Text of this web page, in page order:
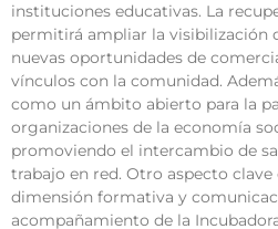
instituciones educativas. La
permitirá ampliar la visibilización
nuevas oportunidades de
vínculos con la comunidad.
como un ámbito abierto para la
organizaciones de la economía
promoviendo el intercambio de
trabajo en red. Otro aspecto clave
dimensión formativa y
acompañamiento de la